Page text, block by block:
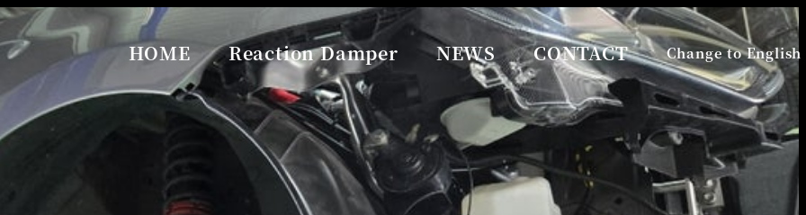
HOME Reaction Damper NEWS CONTACT Change to English